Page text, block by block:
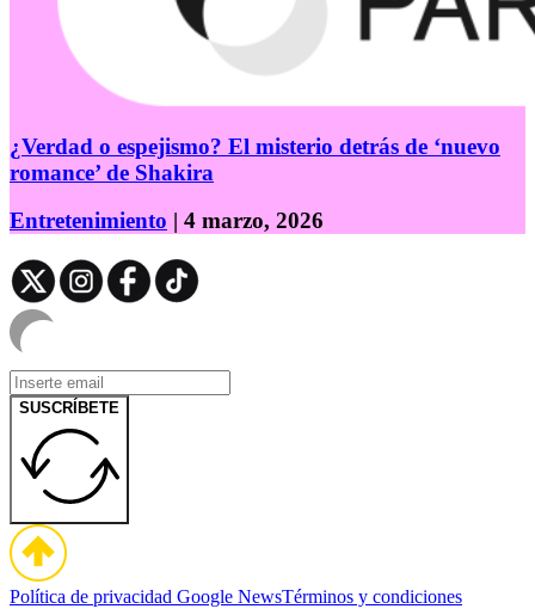
¿Verdad o espejismo? El misterio detrás de ‘nuevo
romance’ de Shakira
Entretenimiento | 4 marzo, 2026
SUSCRÍBETE
Política de privacidad Google NewsTérminos y condiciones